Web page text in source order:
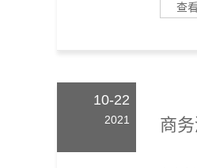
查
10-22
2021 商